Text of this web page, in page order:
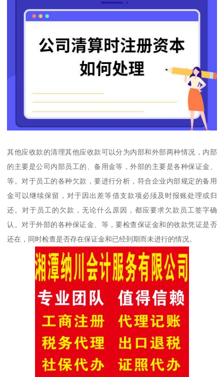
其他应收款的清理其他应收款可以分为内部和外部两种情况，内部
的主要是公司内部员工的、备用金等，外部的主要是各种保证金、
等。对于员工的各种欠款，要进行分析，符合企业内部规定的备用
金可以继续保留，对于因出差等借支款项必须及时报账处理或归
还。对于员工的欠款，无论什么原因，都应要求欠款员工签字确
认。对于外部的各种保证金、等，要检查保证金和的收款凭证是否
还在，同时检查是否存在保证金和已经到期而未进行的情况。